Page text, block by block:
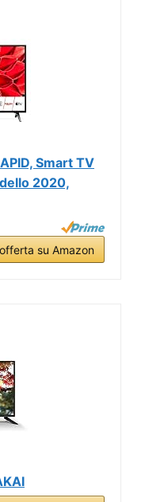
Smart TV
2020,
su Amazon